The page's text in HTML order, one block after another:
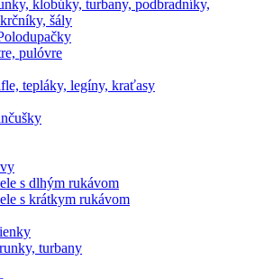
klobúky, turbany, podbradníky,
šály
pulóvre
tepláky, legíny, kraťasy
s dlhým rukávom
s krátkym rukávom
turbany